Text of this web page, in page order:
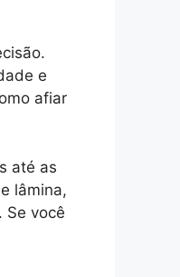
e
afiar
até as
lâmina,
Se você